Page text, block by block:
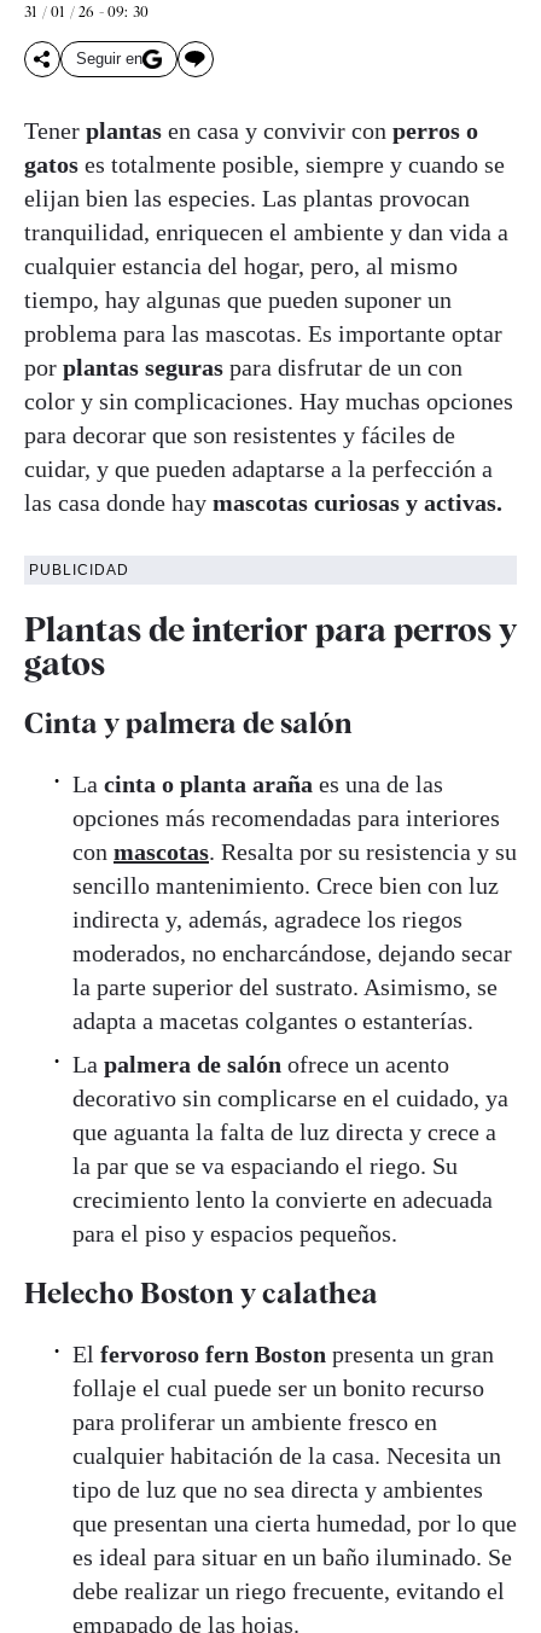
31 / 01 / 26 - 09: 30
Seguir en
Tener plantas en casa y convivir con perros o
gatos es totalmente posible, siempre y cuando se
elijan bien las especies. Las plantas provocan
tranquilidad, enriquecen el ambiente y dan vida a
cualquier estancia del hogar, pero, al mismo
tiempo, hay algunas que pueden suponer un
problema para las mascotas. Es importante optar
por plantas seguras para disfrutar de un con
color y sin complicaciones. Hay muchas opciones
para decorar que son resistentes y fáciles de
cuidar, y que pueden adaptarse a la perfección a
las casa donde hay mascotas curiosas y activas.
PUBLICIDAD
Plantas de interior para perros y
gatos
Cinta y palmera de salón
La cinta o planta araña es una de las
opciones más recomendadas para interiores
con mascotas. Resalta por su resistencia y su
sencillo mantenimiento. Crece bien con luz
indirecta y, además, agradece los riegos
moderados, no encharcándose, dejando secar
la parte superior del sustrato. Asimismo, se
adapta a macetas colgantes o estanterías.
La palmera de salón ofrece un acento
decorativo sin complicarse en el cuidado, ya
que aguanta la falta de luz directa y crece a
la par que se va espaciando el riego. Su
crecimiento lento la convierte en adecuada
para el piso y espacios pequeños.
Helecho Boston y calathea
El fervoroso fern Boston presenta un gran
follaje el cual puede ser un bonito recurso
para proliferar un ambiente fresco en
cualquier habitación de la casa. Necesita un
tipo de luz que no sea directa y ambientes
que presentan una cierta humedad, por lo que
es ideal para situar en un baño iluminado. Se
debe realizar un riego frecuente, evitando el
empapado de las hojas.